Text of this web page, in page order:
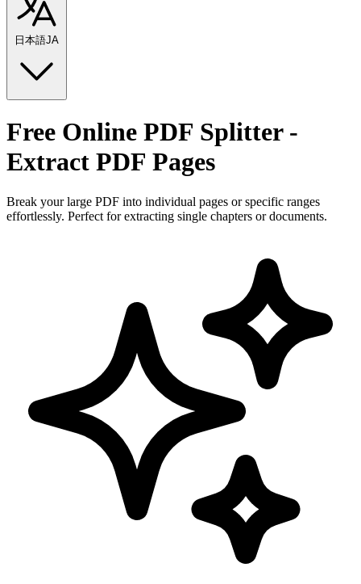
日本語JA
Free Online PDF Splitter -
Extract PDF Pages
Break your large PDF into individual pages or specific ranges
effortlessly. Perfect for extracting single chapters or documents.